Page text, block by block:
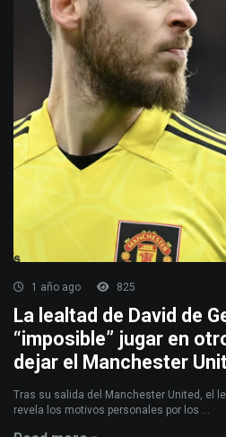
1 año ago 825
La lealtad de David de
“imposible” jugar en
dejar el Manchester
Tras su salida del Manchester United, el
revela los motivos personales por los ...